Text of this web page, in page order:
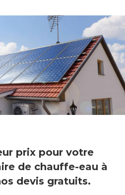
prix pour votre
de chauffe-eau à
devis gratuits.